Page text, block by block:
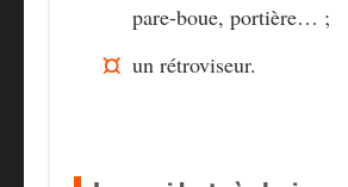
pare-boue, portière… ;
un rétroviseur.